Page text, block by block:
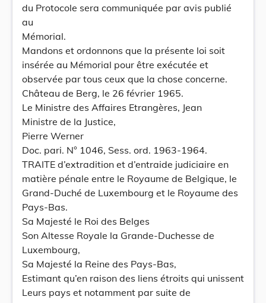
du Protocole sera communiquée par avis publié
au
Mémorial.
Mandons et ordonnons que la présente loi soit
insérée au Mémorial pour être exécutée et
observée par tous ceux que la chose concerne.
Château de Berg, le 26 février 1965.
Le Ministre des Affaires Etrangères, Jean
Ministre de la Justice,
Pierre Werner
Doc. pari. N° 1046, Sess. ord. 1963-1964.
TRAITE d’extradition et d’entraide judiciaire en
matière pénale entre le Royaume de Belgique, le
Grand-Duché de Luxembourg et le Royaume des
Pays-Bas.
Sa Majesté le Roi des Belges
Son Altesse Royale la Grande-Duchesse de
Luxembourg,
Sa Majesté la Reine des Pays-Bas,
Estimant qu’en raison des liens étroits qui unissent
Leurs pays et notamment par suite de